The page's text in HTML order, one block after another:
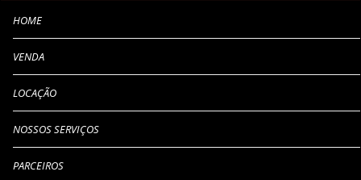
HOME
VENDA
LOCAÇÃO
NOSSOS SERVIÇOS
PARCEIROS